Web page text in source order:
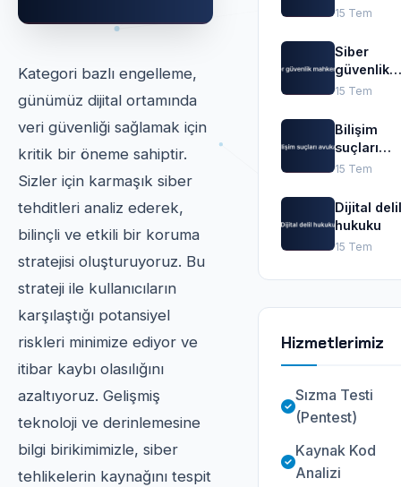
Kategori bazlı engelleme,
günümüz dijital ortamında
veri güvenliği sağlamak için
kritik bir öneme sahiptir.
Sizler için karmaşık siber
tehditleri analiz ederek,
bilinçli ve etkili bir koruma
stratejisi oluşturuyoruz. Bu
strateji ile kullanıcıların
karşılaştığı potansiyel
riskleri minimize ediyor ve
itibar kaybı olasılığını
azaltıyoruz. Gelişmiş
teknoloji ve derinlemesine
bilgi birikimimizle, siber
tehlikelerin kaynağını tespit
cezaları
15 Tem
Siber
güvenlik
15 Tem
Bilişim
suçları
avukatı
15 Tem
Dijital delil
hukuku
15 Tem
Hizmetlerimiz
Sızma Testi
(Pentest)
Kaynak Kod
Analizi